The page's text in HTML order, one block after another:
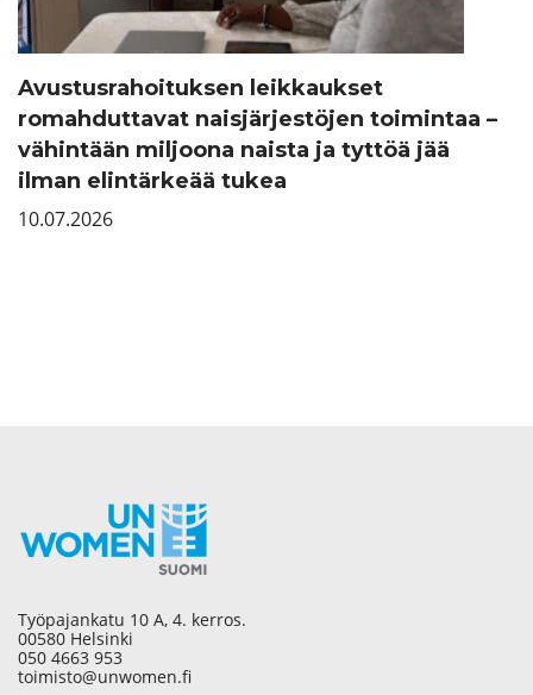
Avustusrahoituksen leikkaukset
romahduttavat naisjärjestöjen toimintaa –
vähintään miljoona naista ja tyttöä jää
ilman elintärkeää tukea
10.07.2026
Työpajankatu 10 A, 4. kerros.
00580 Helsinki
050 4663 953
toimisto@unwomen.fi